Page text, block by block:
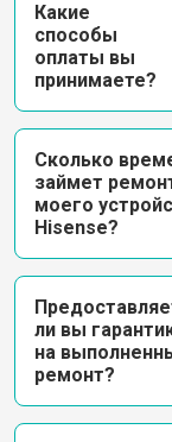
Какие
способы
оплаты вы
принимаете?
Сколько
займет
моего
Hisense?
ли вы
на
ремонт?